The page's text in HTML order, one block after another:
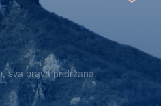
sva prava pridržana.